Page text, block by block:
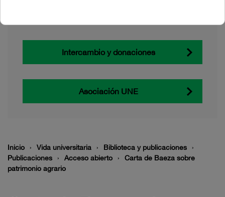
Intercambio y donaciones
Asociación UNE
Inicio Vida universitaria
Biblioteca y publicaciones
Publicaciones
Acceso abierto
Carta de Baeza sobre
patrimonio agrario